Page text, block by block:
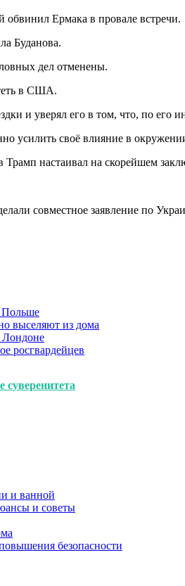
Ермака в провале встречи.
Буданова.
дел отменены.
в США.
и уверял его в том, что, по
усилить своё влияние в
Трамп настаивал на скорейшем
совместное заявление по
Польше
выселяют из дома
Лондоне
росгвардейцев
и ванной
и советы
безопасности